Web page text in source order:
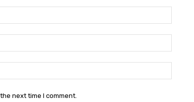
next time I comment.